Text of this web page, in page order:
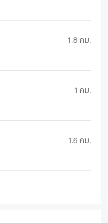
1.8 กม.
1 กม.
1.6 กม.